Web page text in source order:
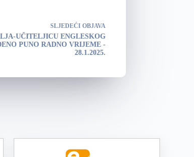
SLJEDEĆI OBJAVA
UČITELJICU ENGLESKOG
PUNO RADNO VRIJEME -
28.1.2025.